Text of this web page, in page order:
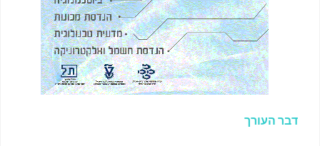
דבר העורך